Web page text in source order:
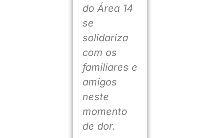
do Área 14
se
solidariza
com os
familiares e
amigos
neste
momento
de dor.